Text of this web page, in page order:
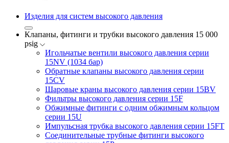
Изделия для систем высокого давления
Клапаны, фитинги и трубки высокого давления 15 000
psig
Игольчатые вентили высокого давления серии
15NV (1034 бар)
Обратные клапаны высокого давления серии
15CV
Шаровые краны высокого давления серии 15BV
Фильтры высокого давления серии 15F
Обжимные фитинги с одним обжимным кольцом
серии 15U
Импульсная трубка высокого давления серии 15FT
Соединительные трубные фитинги высокого